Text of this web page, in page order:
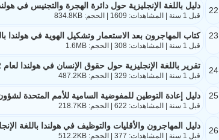
22 دليل باللغة الإنجليزية حول دائرة الهجرة والتجنيس في
قبل 1 سنة | المشاهدات: 1609 | الحجم: 834.8KB
23 كتاب المهاجرون بعد الاستعمار وتشكيل الهوية في هولندا
قبل 1 سنة | المشاهدات: 308 | الحجم: 1.6MB
24 تقرير باللغة الإنجليزية حول حقوق الإنسان في هولندا لعام 2022
قبل 1 سنة | المشاهدات: 329 | الحجم: 487.2KB
25 دليل إعادة التوطين للمفوضية السامية للأمم المتحدة لشؤون
قبل 1 سنة | المشاهدات: 622 | الحجم: 218.7KB
26 دليل المهاجرون والأقليات والتوظيف في هولندا باللغة
قبل 1 سنة | المشاهدات: 377 | الحجم: 512.2KB